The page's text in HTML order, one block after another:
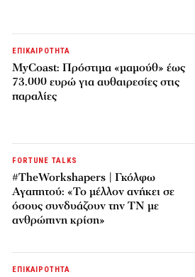
ΕΠΙΚΑΙΡΟΤΗΤΑ
MyCoast: Πρόστιμα «μαμούθ» έως
73.000 ευρώ για αυθαιρεσίες στις
παραλίες
FORTUNE TALKS
#TheWorkshapers | Γκόλφω
Αγαπητού: «Το μέλλον ανήκει σε
όσους συνδυάζουν την ΤΝ με
ανθρώπινη κρίση»
ΕΠΙΚΑΙΡΟΤΗΤΑ